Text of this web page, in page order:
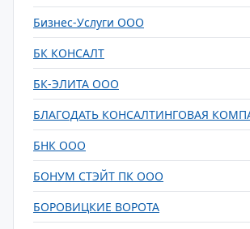
Бизнес-Услуги ООО
БК КОНСАЛТ
БК-ЭЛИТА ООО
БЛАГОДАТЬ КОНСАЛТИНГОВАЯ
БНК ООО
БОНУМ СТЭЙТ ПК ООО
БОРОВИЦКИЕ ВОРОТА